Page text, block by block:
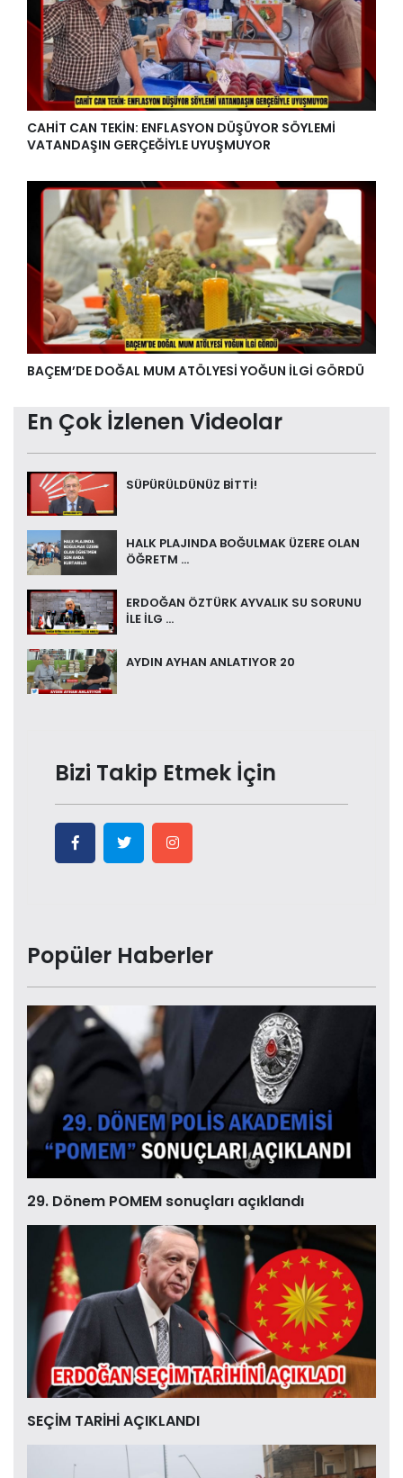
CAHİT CAN TEKİN: ENFLASYON DÜŞÜYOR SÖYLEMİ
VATANDAŞIN GERÇEĞİYLE UYUŞMUYOR
BAÇEM’DE DOĞAL MUM ATÖLYESİ YOĞUN İLGİ GÖRDÜ
En Çok İzlenen Videolar
SÜPÜRÜLDÜNÜZ BİTTİ!
HALK PLAJINDA BOĞULMAK ÜZERE OLAN
ÖĞRETM ...
ERDOĞAN ÖZTÜRK AYVALIK SU SORUNU
İLE İLG ...
AYDIN AYHAN ANLATIYOR 20
Bizi Takip Etmek İçin
Popüler Haberler
29. Dönem POMEM sonuçları açıklandı
SEÇİM TARİHİ AÇIKLANDI